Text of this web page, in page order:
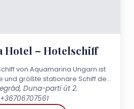
Hotel – Hotelschiff
von Aquamarina Ungarn ist
und größte stationäre Schiff des
Duna-parti út 2.
+36706707561